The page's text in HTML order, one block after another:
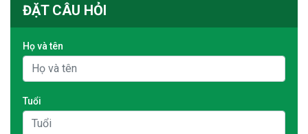
ĐẶT CÂU HỎI
Họ và tên
Tuổi